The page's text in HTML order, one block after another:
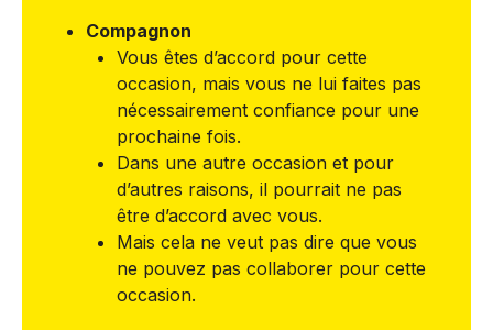
Compagnon
Vous êtes d’accord pour cette
occasion, mais vous ne lui faites pas
nécessairement confiance pour une
prochaine fois.
Dans une autre occasion et pour
d’autres raisons, il pourrait ne pas
être d’accord avec vous.
Mais cela ne veut pas dire que vous
ne pouvez pas collaborer pour cette
occasion.